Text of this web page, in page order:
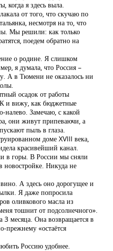
когда я здесь выла.
от того, что скучаю по
несмотря на то, что
Мы решили: как только
поедем обратно на
о родине. Я слишком
я думала, что Россия –
А в Тюмени не оказалось ни
осадок от работы
и вижу, как бюджетные
налево. Замечаю, с какой
они живут припеваючи, а
пыль в глаза.
доме XVIII века,
красивейший канал.
в горы. В России мы сняли
новостройке. Никуда не
А здесь оно дорогущее и
Я даже попросила
оливкового масла из
тошнит от подсолнечного».
месяца. Она возвращается в
прежнему «остаётся
Россию удобнее.